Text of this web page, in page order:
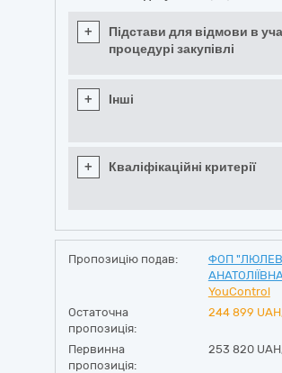
+
Підстави для відмови в
процедурі закупівлі
+ Інші
+ Кваліфікаційні критерії
Пропозицію подав:
ФОП
YouControl
Остаточна
пропозиція:
244 899
Первинна
пропозиція:
253 820